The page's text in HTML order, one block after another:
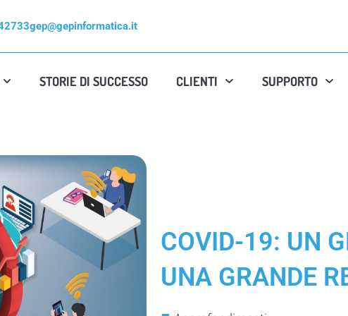
gep@gepinformatica.it
STORIE DI SUCCESSO CLIENTI SUPPORTO
COVID-19: UN
UNA GRANDE